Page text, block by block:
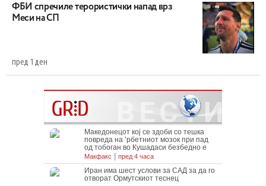
ФБИ спречиле терористички напад врз
Меси на СП
пред 1 ден